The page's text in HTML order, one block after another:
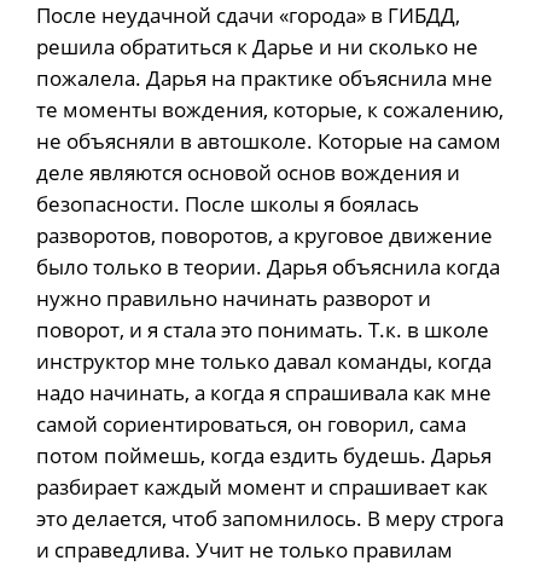
После неудачной сдачи «города» в ГИБДД,
решила обратиться к Дарье и ни сколько не
пожалела. Дарья на практике объяснила мне
те моменты вождения, которые, к сожалению,
не объясняли в автошколе. Которые на самом
деле являются основой основ вождения и
безопасности. После школы я боялась
разворотов, поворотов, а круговое движение
было только в теории. Дарья объяснила когда
нужно правильно начинать разворот и
поворот, и я стала это понимать. Т.к. в школе
инструктор мне только давал команды, когда
надо начинать, а когда я спрашивала как мне
самой сориентироваться, он говорил, сама
потом поймешь, когда ездить будешь. Дарья
разбирает каждый момент и спрашивает как
это делается, чтоб запомнилось. В меру строга
и справедлива. Учит не только правилам